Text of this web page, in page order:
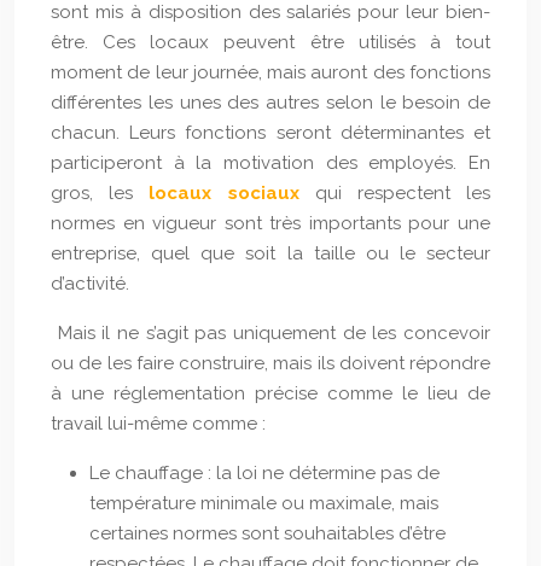
sont mis à disposition des salariés pour leur bien-
être. Ces locaux peuvent être utilisés à tout
moment de leur journée, mais auront des fonctions
différentes les unes des autres selon le besoin de
chacun. Leurs fonctions seront déterminantes et
participeront à la motivation des employés. En
gros, les locaux sociauxqui respectent les
normes en vigueur sont très importants pour une
entreprise, quel que soit la taille ou le secteur
d’activité.
Mais il ne s’agit pas uniquement de les concevoir
ou de les faire construire, mais ils doivent répondre
à une réglementation précise comme le lieu de
travail lui-même comme :
Le chauffage : la loi ne détermine pas de
température minimale ou maximale, mais
certaines normes sont souhaitables d’être